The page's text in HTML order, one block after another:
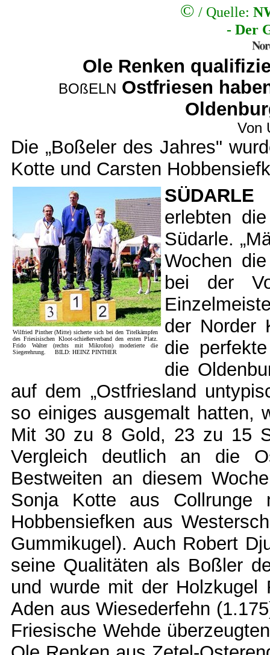
© / Quelle:
- Der
Ole Renken
BOßELN Ostfriesen
Von
Die „Boßeler des Jahres"
Kotte und Carsten
Wilfried Pinther (Mitte) sicherte sich bei den Titelkämpfen
des Friesisischen Kloot-schießerverband den ersten Platz.
Frido Walter (rechts mit Mikrofon) moderierte die
Siegerehrung. BILD: HEINZ PINTHER
SÜDARLE
erlebten
Südarle.
Wochen
bei der
der Norder
die
die
auf dem „Ostfriesland
so einiges ausgemalt hatten,
Mit 30 zu 8 Gold, 23 zu 15
Vergleich deutlich an die
Bestweiten an diesem
Sonja Kotte aus
Hobbensiefken aus
Gummikugel). Auch Robert
seine Qualitäten als Boßler
und wurde mit der Holzkugel
Aden aus Wiesederfehn
Friesische Wehde